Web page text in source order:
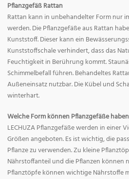
Pflanzgefäß Rattan
Rattan kann in unbehandelter Form nur
werden. Die Pflanzgefäße aus Rattan
Kunststoff. Dieser kann ein
Kunststoffschale verhindert, dass das
Feuchtigkeit in Berührung kommt.
Schimmelbefall führen. Behandeltes
Außeneinsatz nutzbar. Die Kübel und
winterhart.
Welche Form können Pflanzgefäße
LECHUZA Pflanzgefäße werden in einer
Größen angeboten. Es ist wichtig, die
Pflanze zu verwenden. Zu kleine
Nährstoffanteil und die Pflanzen können
Pflanztöpfe können wichtige Nährstoffe